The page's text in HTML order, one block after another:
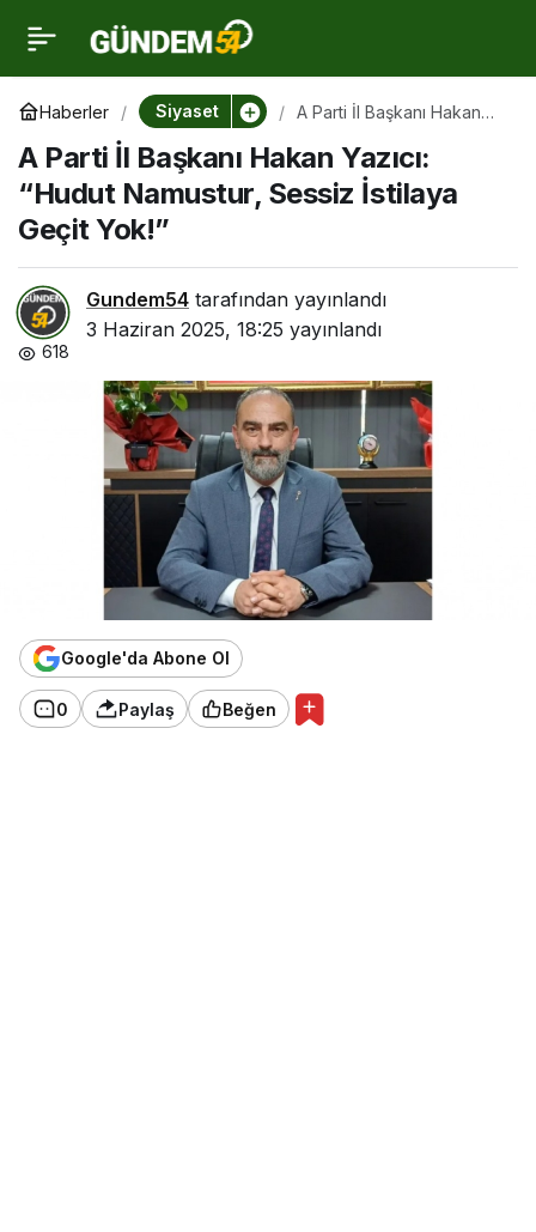
Haberler Siyaset
A Parti İl Başkanı Hakan
Sessiz İstilaya Geçit Yok!”
A Parti İl Başkanı Hakan Yazıcı:
“Hudut Namustur, Sessiz İstilaya
Geçit Yok!”
Gundem54 tarafından yayınlandı
3 Haziran 2025, 18:25 yayınlandı
618
Google'da Abone Ol
0 Paylaş Beğen
A Parti İl Başkanı Hakan
Yazıcı: “Hudut
Namustur, Sessiz
İstilaya Geçit Yok!”